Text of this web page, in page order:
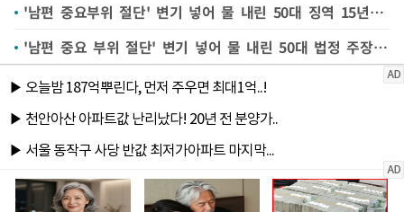
'남편 중요부위 절단' 변기 넣어 물 내린 50대 징역 15년 구형
'남편 중요 부위 절단' 변기 넣어 물 내린 50대 법정 주장은?